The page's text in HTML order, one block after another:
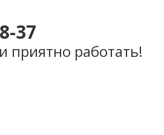
37
приятно работать!